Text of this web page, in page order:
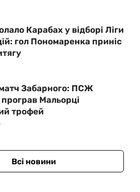
Карабах у відборі Ліги
гол Пономаренка приніс
Забарного: ПСЖ
Мальорці
трофей
Всі новини